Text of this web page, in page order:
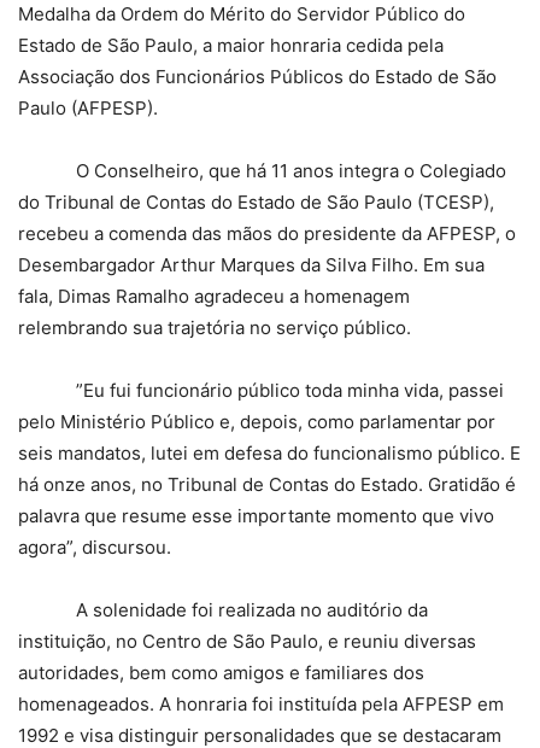
Medalha da Ordem do Mérito do Servidor Público do
Estado de São Paulo, a maior honraria cedida pela
Associação dos Funcionários Públicos do Estado de São
Paulo (AFPESP).
O Conselheiro, que há 11 anos integra o Colegiado
do Tribunal de Contas do Estado de São Paulo (TCESP),
recebeu a comenda das mãos do presidente da AFPESP, o
Desembargador Arthur Marques da Silva Filho. Em sua
fala, Dimas Ramalho agradeceu a homenagem
relembrando sua trajetória no serviço público.
”Eu fui funcionário público toda minha vida, passei
pelo Ministério Público e, depois, como parlamentar por
seis mandatos, lutei em defesa do funcionalismo público. E
há onze anos, no Tribunal de Contas do Estado. Gratidão é
palavra que resume esse importante momento que vivo
agora”, discursou.
A solenidade foi realizada no auditório da
instituição, no Centro de São Paulo, e reuniu diversas
autoridades, bem como amigos e familiares dos
homenageados. A honraria foi instituída pela AFPESP em
1992 e visa distinguir personalidades que se destacaram